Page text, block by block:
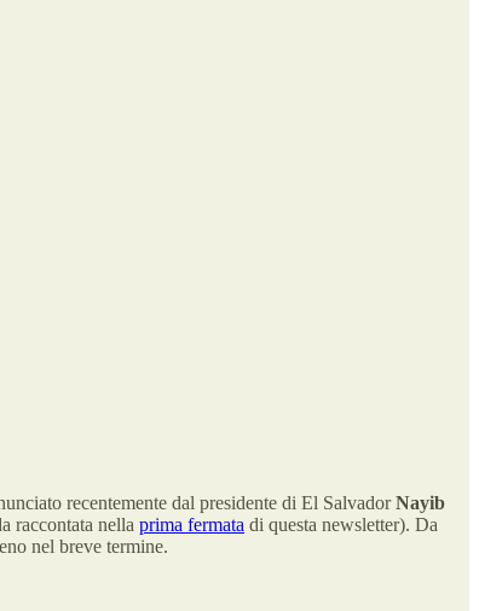
recentemente dal presidente di El SalvadorNayib
raccontata nella prima fermata di questa newsletter). Da
nel breve termine.